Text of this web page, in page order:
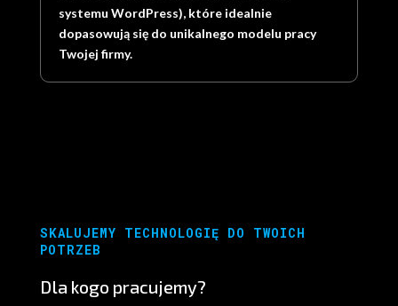
systemu WordPress), które idealnie
dopasowują się do unikalnego modelu pracy
Twojej firmy.
SKALUJEMY TECHNOLOGIĘ DO TWOICH
POTRZEB
Dla kogo pracujemy?